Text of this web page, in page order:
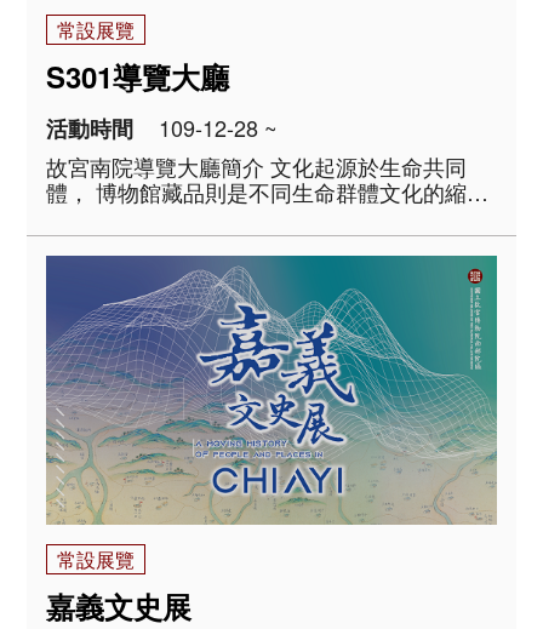
常設展覽
S301導覽大廳
活動時間
109-12-28 ~
故宮南院導覽大廳簡介 文化起源於生命共同
體， 博物館藏品則是不同生命群體文化的縮影
值信仰、工藝成就及藝術表現，一件藏品可訴
說的，遠不只一個時代的故事。 國立故宮博
物院典藏近七十萬件文物， ..
常設展覽
嘉義文史展